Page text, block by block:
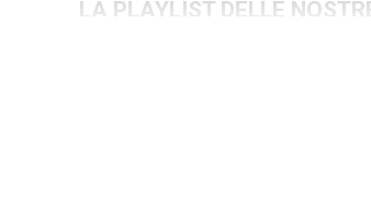
LA PLAYLIST DELLE